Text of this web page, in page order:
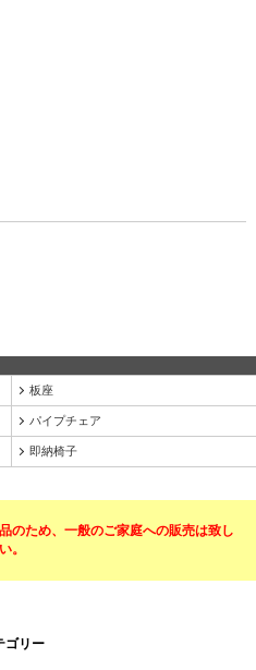
板座
パイプチェア
即納椅子
のため、一般のご家庭への販売は致し
。
ゴリー